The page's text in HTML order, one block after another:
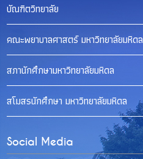
บัณฑิตวิทยาลัย
คณะพยาบาลศาสตร์ มหาวิทยาลัยมหิดล
สภานักศึกษามหาวิทยาลัยมหิดล
สโมสรนักศึกษา มหาวิทยาลัยมหิดล
Social Media